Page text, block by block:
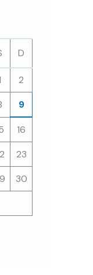
D
2
9
16
23
30